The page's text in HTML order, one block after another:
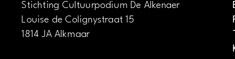
Stichting Cultuurpodium De Alkenaer
Louise de Colignystraat 15
1814 JA Alkmaar